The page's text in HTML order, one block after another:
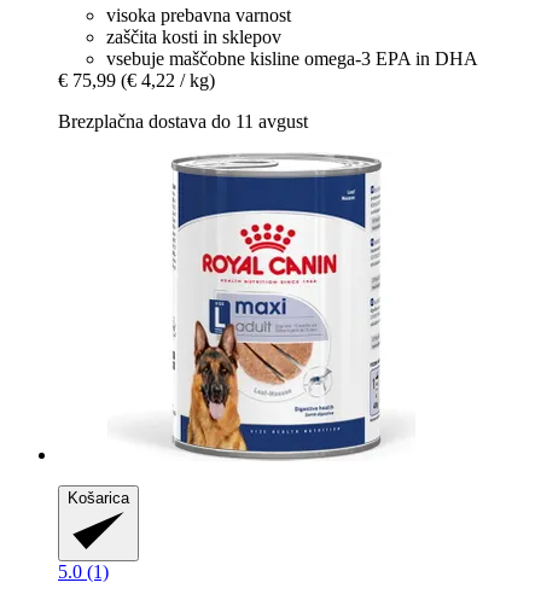
visoka prebavna varnost
zaščita kosti in sklepov
vsebuje maščobne kisline omega-3 EPA in DHA
€ 75,99 (€ 4,22 / kg)
Brezplačna dostava do 11 avgust
Košarica
5.0 (1)